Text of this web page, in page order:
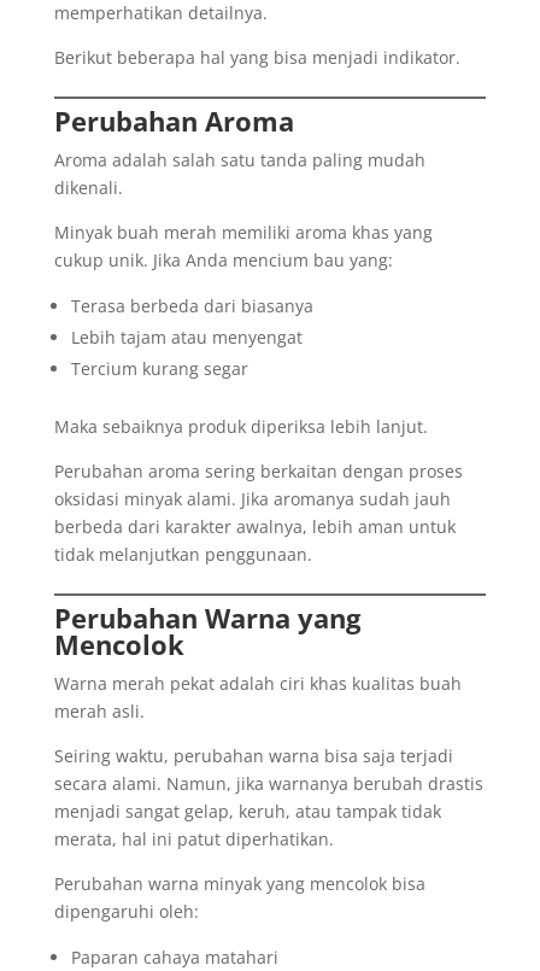
memperhatikan detailnya.
Berikut beberapa hal yang bisa menjadi indikator.
Perubahan Aroma
Aroma adalah salah satu tanda paling mudah
dikenali.
Minyak buah merah memiliki aroma khas yang
cukup unik. Jika Anda mencium bau yang:
Terasa berbeda dari biasanya
Lebih tajam atau menyengat
Tercium kurang segar
Maka sebaiknya produk diperiksa lebih lanjut.
Perubahan aroma sering berkaitan dengan proses
oksidasi minyak alami. Jika aromanya sudah jauh
berbeda dari karakter awalnya, lebih aman untuk
tidak melanjutkan penggunaan.
Perubahan Warna yang
Mencolok
Warna merah pekat adalah ciri khas kualitas buah
merah asli.
Seiring waktu, perubahan warna bisa saja terjadi
secara alami. Namun, jika warnanya berubah drastis
menjadi sangat gelap, keruh, atau tampak tidak
merata, hal ini patut diperhatikan.
Perubahan warna minyak yang mencolok bisa
dipengaruhi oleh:
Paparan cahaya matahari